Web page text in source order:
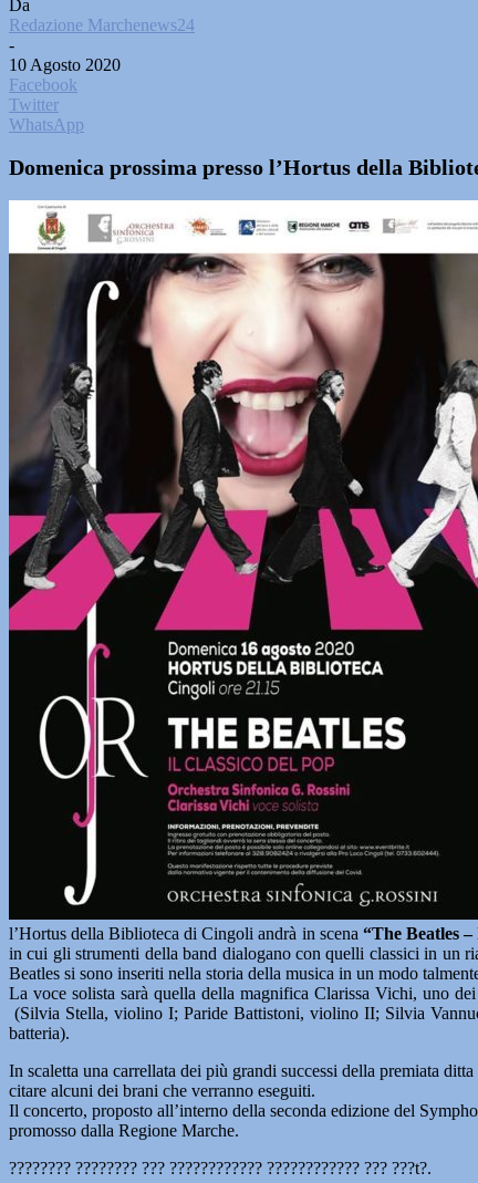
Da
Redazione Marchenews24
-
10 Agosto 2020
Facebook
Twitter
WhatsApp
Domenica prossima presso l’Hortus della
l’Hortus della Biblioteca di Cingoli andrà in scena “The Beatles
in cui gli strumenti della band dialogano con quelli classici in un
Beatles si sono inseriti nella storia della musica in un modo
La voce solista sarà quella della magnifica Clarissa Vichi, uno
(Silvia Stella, violino I; Paride Battistoni, violino II; Silvia
batteria).
In scaletta una carrellata dei più grandi successi della premiata
citare alcuni dei brani che verranno eseguiti.
Il concerto, proposto all’interno della seconda edizione del
promosso dalla Regione Marche.
???????? ???????? ??? ???????????? ???????????? ??? ???t?.